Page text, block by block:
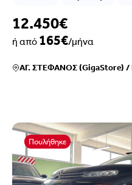
12.450€
ή από 165€/μήνα
ΑΓ. ΣΤΕΦΑΝΟΣ (GigaStore) /
Πουλήθηκε